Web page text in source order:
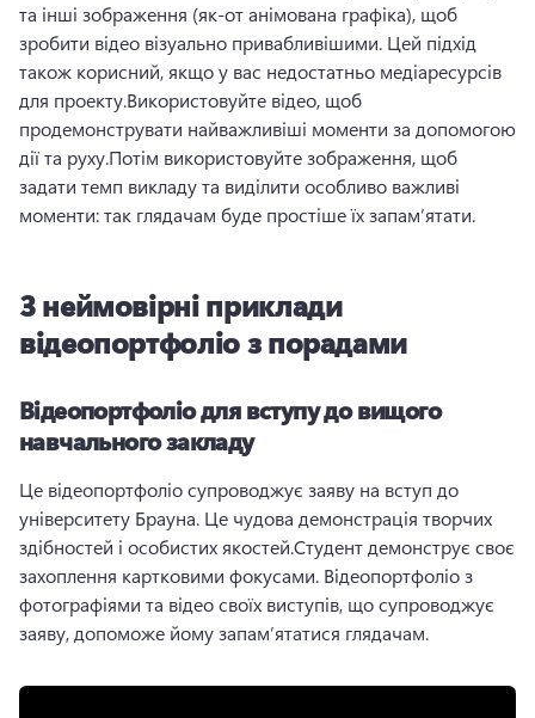
та інші зображення (як-от анімована графіка), щоб
зробити відео візуально привабливішими. Цей підхід
також корисний, якщо у вас недостатньо медіаресурсів
для проекту.Використовуйте відео, щоб
продемонструвати найважливіші моменти за допомогою
дії та руху.Потім використовуйте зображення, щоб
задати темп викладу та виділити особливо важливі
моменти: так глядачам буде простіше їх запам’ятати.
3 неймовірні приклади
відеопортфоліо з порадами
Відеопортфоліо для вступу до вищого
навчального закладу
Це відеопортфоліо супроводжує заяву на вступ до
університету Брауна. Це чудова демонстрація творчих
здібностей і особистих якостей.Студент демонструє своє
захоплення картковими фокусами. Відеопортфоліо з
фотографіями та відео своїх виступів, що супроводжує
заяву, допоможе йому запам’ятатися глядачам.